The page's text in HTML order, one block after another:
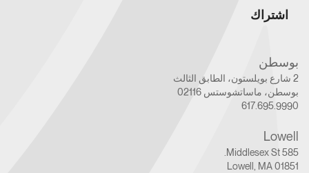
اشتراك
بوسطن
2 شارع بويلستون، الطابق الثالث
بوسطن، ماساتشوستس 02116
617.695.9990
Lowell
585 Middlesex St.
Lowell, MA 01851